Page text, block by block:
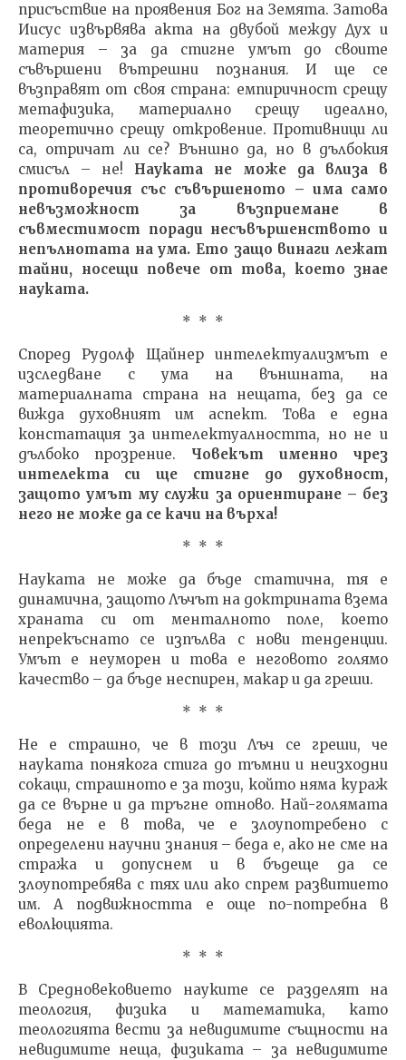
присъствие на проявения Бог на Земята. Затова
Иисус извървява акта на двубой между Дух и
материя – за да стигне умът до своите
съвършени вътрешни познания. И ще се
възправят от своя страна: емпиричност срещу
метафизика, материално срещу идеално,
теоретично срещу откровение. Противници ли
са, отричат ли се? Външно да, но в дълбокия
смисъл – не! Науката не може да влиза в
противоречия със съвършеното – има само
невъзможност за възприемане в
съвместимост поради несъвършенството и
непълнотата на ума. Ето защо винаги лежат
тайни, носещи повече от това, което знае
науката.
* * *
Според Рудолф Щайнер интелектуализмът е
изследване с ума на външната, на
материалната страна на нещата, без да се
вижда духовният им аспект. Това е една
констатация за интелектуалността, но не и
дълбоко прозрение. Човекът именно чрез
интелекта си ще стигне до духовност,
защото умът му служи за ориентиране – без
него не може да се качи на върха!
* * *
Науката не може да бъде статична, тя е
динамична, защото Лъчът на доктрината взема
храната си от менталното поле, което
непрекъснато се изпълва с нови тенденции.
Умът е неуморен и това е неговото голямо
качество – да бъде неспирен, макар и да греши.
* * *
Не е страшно, че в този Лъч се греши, че
науката понякога стига до тъмни и неизходни
сокаци, страшното е за този, който няма кураж
да се върне и да тръгне отново. Най-голямата
беда не е в това, че е злоупотребено с
определени научни знания – беда е, ако не сме на
стража и допуснем и в бъдеще да се
злоупотребява с тях или ако спрем развитието
им. А подвижността е още по-потребна в
еволюцията.
* * *
В Средновековието науките се разделят на
теология, физика и математика, като
теологията вести за невидимите същности на
невидимите неща, физиката – за невидимите